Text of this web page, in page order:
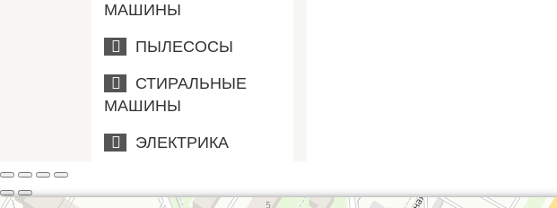
МАШИНЫ
ПЫЛЕСОСЫ
СТИРАЛЬНЫЕ
МАШИНЫ
ЭЛЕКТРИКА